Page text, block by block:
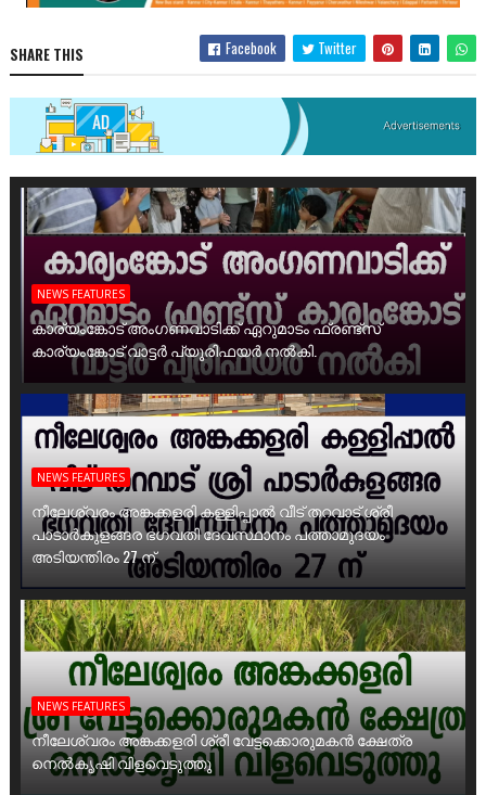
SHARE THIS Facebook Twitter
NEWS FEATURES
കാര്യംങ്കോട് അംഗണവാടിക്ക് ഏറുമാടം ഫ്രണ്ട്സ്
കാര്യംങ്കോട് വാട്ടർ പ്യൂരിഫയർ നൽകി.
NEWS FEATURES
നീലേശ്വരം അങ്കക്കളരി കള്ളിപ്പാൽ വീട് തറവാട് ശ്രീ
പാടാർകുളങ്ങര ഭഗവതി ദേവസ്ഥാനം പത്താമുദയം
അടിയന്തിരം 27 ന്
NEWS FEATURES
നീലേശ്വരം അങ്കക്കളരി ശ്രീ വേട്ടക്കൊരുമകൻ ക്ഷേത്ര
നെൽകൃഷി വിളവെടുത്തു